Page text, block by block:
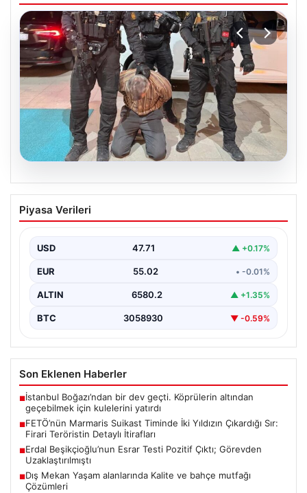
05.08.2026
FETÖ’nün Marmaris Suikast Timinde İki
Yıldızın Çıkardığı Sır: Firari Teröristin
15 Temmuz 2016 tarihinde gerçekleştirilen başarısız
girişimin…
Piyasa Verileri
USD 47.71 ▲ +0.17%
EUR 55.02 • -0.01%
ALTIN 6580.2 ▲ +1.35%
BTC 3058930 ▼ -0.59%
Son Eklenen Haberler
■İstanbul Boğazı’ndan bir dev geçti. Köprülerin altından
geçebilmek için kulelerini yatırdı
■FETÖ’nün Marmaris Suikast Timinde İki Yıldızın Çıkardığı Sır:
Firari Teröristin Detaylı İtirafları
■Erdal Beşikçioğlu’nun Esrar Testi Pozitif Çıktı; Görevden
Uzaklaştırılmıştı
■Dış Mekan Yaşam alanlarında Kalite ve bahçe mutfağı
Çözümleri